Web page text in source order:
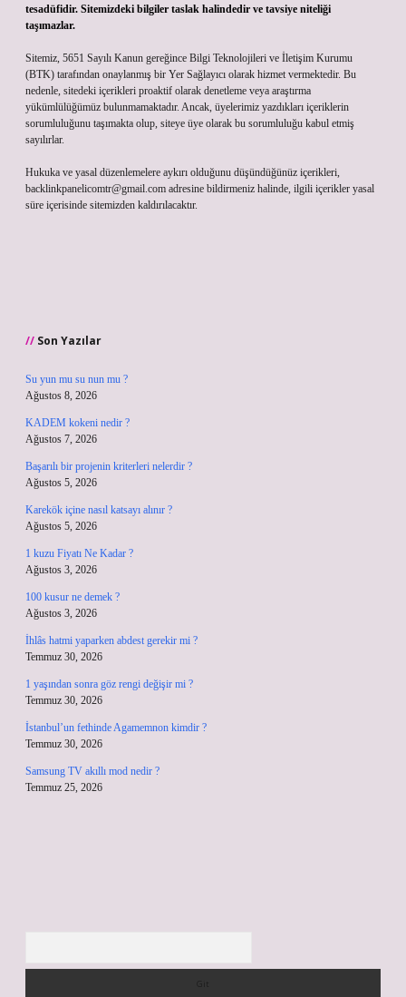
tesadüfidir. Sitemizdeki bilgiler taslak halindedir ve tavsiye niteliği
taşımazlar.
Sitemiz, 5651 Sayılı Kanun gereğince Bilgi Teknolojileri ve İletişim Kurumu
(BTK) tarafından onaylanmış bir Yer Sağlayıcı olarak hizmet vermektedir. Bu
nedenle, sitedeki içerikleri proaktif olarak denetleme veya araştırma
yükümlülüğümüz bulunmamaktadır. Ancak, üyelerimiz yazdıkları içeriklerin
sorumluluğunu taşımakta olup, siteye üye olarak bu sorumluluğu kabul etmiş
sayılırlar.
Hukuka ve yasal düzenlemelere aykırı olduğunu düşündüğünüz içerikleri,
backlinkpanelicomtr@gmail.com adresine bildirmeniz halinde, ilgili içerikler yasal
süre içerisinde sitemizden kaldırılacaktır.
Son Yazılar
Su yun mu su nun mu ?
Ağustos 8, 2026
KADEM kokeni nedir ?
Ağustos 7, 2026
Başarılı bir projenin kriterleri nelerdir ?
Ağustos 5, 2026
Karekök içine nasıl katsayı alınır ?
Ağustos 5, 2026
1 kuzu Fiyatı Ne Kadar ?
Ağustos 3, 2026
100 kusur ne demek ?
Ağustos 3, 2026
İhlâs hatmi yaparken abdest gerekir mi ?
Temmuz 30, 2026
1 yaşından sonra göz rengi değişir mi ?
Temmuz 30, 2026
İstanbul’un fethinde Agamemnon kimdir ?
Temmuz 30, 2026
Samsung TV akıllı mod nedir ?
Temmuz 25, 2026